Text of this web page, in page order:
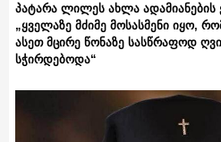
პატარა ლილეს ახლა
„ყველაზე მძიმე მოსასმენი იყო,
ასეთ მცირე წონაზე სასწრაფოდ
სჭირდებოდა“